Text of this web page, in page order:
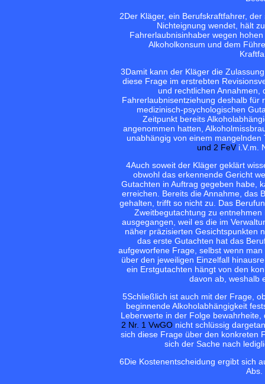
2Der Kläger, ein Berufskraftfahrer,
Nichteignung wendet, hält
Fahrerlaubnisinhaber wegen
Alkoholkonsum und dem
3Damit kann der Kläger die
diese Frage im erstrebten
und rechtlichen Annahmen,
Fahrerlaubnisentziehung deshalb für
medizinisch-psychologischen
Zeitpunkt bereits
angenommen hatten,
unabhängig von einem
und 2 FeVi.V.m.
4Auch soweit der Kläger geklärt
obwohl das erkennende Gericht
Gutachten in Auftrag gegeben habe,
erreichen. Bereits die Annahme, das
gehalten, trifft so nicht zu. Das
Zweitbegutachtung zu
ausgegangen, weil es die im
näher präzisierten Gesichtspunkten
das erste Gutachten hat das
aufgeworfene Frage, selbst wenn
über den jeweiligen Einzelfall
ein Erstgutachten hängt von den
davon ab, weshalb
5Schließlich ist auch mit der Frage,
beginnende Alkoholabhängigkeit
Leberwerte in der Folge
2 Nr. 1 VwGOnicht schlüssig
sich diese Frage über den konkreten
sich der Sache nach
6Die Kostenentscheidung ergibt sich
Abs.